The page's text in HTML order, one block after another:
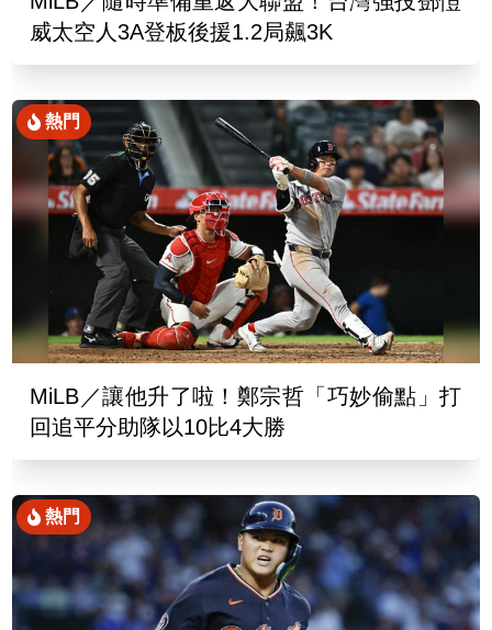
威太空人3A登板後援1.2局飆3K
熱門
MiLB／讓他升了啦！鄭宗哲「巧妙偷點」打
回追平分助隊以10比4大勝
熱門